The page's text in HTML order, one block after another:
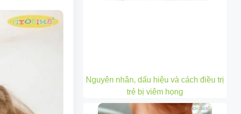
Nguyên nhân, dấu hiệu và cách điều trị
trẻ bị viêm họng